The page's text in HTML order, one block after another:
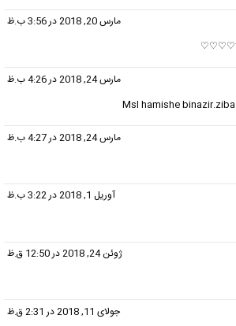
مارس 20, 2018 در 3:56 ب.ظ
مارس 24, 2018 در 4:26 ب.ظ
Msl hamishe
مارس 24, 2018 در 4:27 ب.ظ
آوریل 1, 2018 در 3:22 ب.ظ
ژوئن 24, 2018 در 12:50 ق.ظ
جولای 11, 2018 در 2:31 ق.ظ